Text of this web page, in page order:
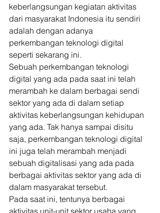
keberlangsungan kegiatan aktivitas
dari masyarakat Indonesia itu sendiri
adalah dengan adanya
perkembangan teknologi digital
seperti sekarang ini.
Sebuah perkembangan teknologi
digital yang ada pada saat ini telah
merambah ke dalam berbagai sendi
sektor yang ada di dalam setiap
aktivitas keberlangsungan kehidupan
yang ada. Tak hanya sampai disitu
saja, perkembangan teknologi digital
ini juga telah merambah menjadi
sebuah digitalisasi yang ada pada
berbagai aktivitas sektor yang ada di
dalam masyarakat tersebut.
Pada saat ini, tentunya berbagai
aktivitas unit-unit sektor usaha yang